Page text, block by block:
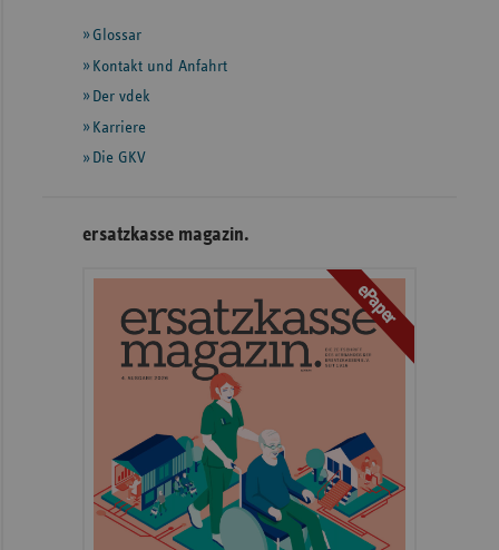
weiteren
Informationen
Glossar
Kontakt und Anfahrt
Der vdek
Karriere
Die GKV
ersatzkasse magazin.
ePaper